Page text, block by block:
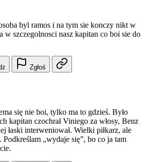
byl ramos i na tym sie konczy nikt w
w szczegolnosci nasz kapitan co boi sie do
Zgłoś
się nie boi, tylko ma to gdzieś. Było
kapitan czochrał Viniego za włosy, Benz
łaski interweniował. Wielki piłkarz, ale
Podkreślam „wydaje się”, bo co ja tam